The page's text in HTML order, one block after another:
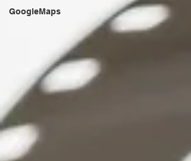
GoogleMaps